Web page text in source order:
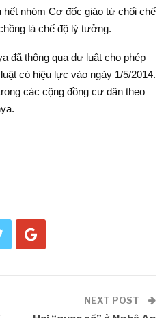
hết nhóm Cơ đốc giáo từ chối chế
là chế độ lý tưởng.
đã thông qua dự luật cho phép
có hiệu lực vào ngày 1/5/2014.
các cộng đồng cư dân theo
NEXT POST